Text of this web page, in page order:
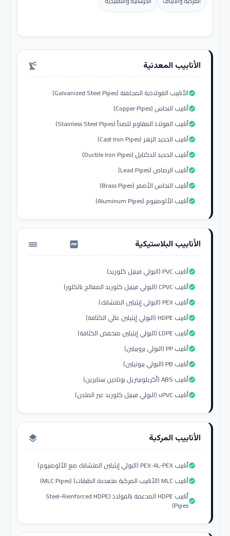
الأنابيب المعدنية precision_manufacturing
الأنابيب الفولاذية المجلفنة (Galvanized Steel Pipes)check_circle
أنابيب النحاس (Copper Pipes)check_circle
أنابيب الفولاذ المقاوم للصدأ (Stainless Steel Pipes)check_circle
أنابيب الحديد الزهر (Cast Iron Pipes)check_circle
أنابيب الحديد الدكتايل (Ductile Iron Pipes)check_circle
أنابيب الرصاص (Lead Pipes)check_circle
أنابيب النحاس الأصفر (Brass Pipes)check_circle
أنابيب الألومنيوم (Aluminum Pipes)check_circle
الأنابيب البلاستيكية water_pump
أنابيب PVC (البولي فينيل كلوريد)check_circle
أنابيب CPVC (البولي فينيل كلوريد المعالج بالكلور)check_circle
أنابيب PEX (البولي إيثيلين المتشابك)check_circle
أنابيب HDPE (البولي إيثيلين عالي الكثافة)check_circle
أنابيب LDPE (البولي إيثيلين منخفض الكثافة)check_circle
أنابيب PP (البولي بروبيلين)check_circle
أنابيب PB (البولي بيوتيلين)check_circle
أنابيب ABS (أكريلونيتريل بوتادين ستايرين)check_circle
أنابيب uPVC (البولي فينيل كلوريد غير الملدن)check_circle
الأنابيب المركبة layers
أنابيب PEX-AL-PEX (البولي إيثيلين المتشابك مع الألومنيوم)check_circle
أنابيب MLC (الأنابيب المركبة متعددة الطبقات) (MLC Pipes)check_circle
أنابيب HDPE المدعمة بالفولاذ (Steel-Reinforced HDPE
Pipes)check_circle